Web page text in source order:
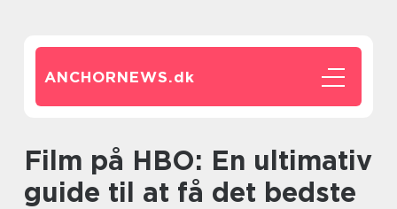
ANCHORNEWS.dk
Film på HBO: En ultimativ
guide til at få det bedste